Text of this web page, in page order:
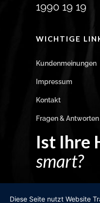
1990 19 19
WICHTIGE
Kundenmeinungen
Impressum
Kontakt
Fragen & Antworten
Ist Ihre
smart?
Diese Seite nutzt Website